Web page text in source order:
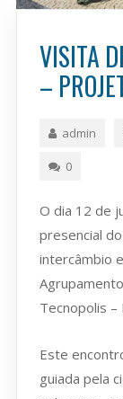
VISITA
–
admin
0
O dia 12 de
presencial
intercâmbio
Tecnopolis –
Este
guiada pela